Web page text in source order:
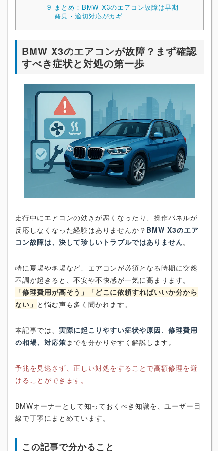
9 まとめ：BMW X3のエアコン故障は早期
発見・適切対応がカギ
BMW X3のエアコンが故障？まず確認
すべき症状と対処の第一歩
走行中にエアコンの効きが悪くなったり、操作パネルが
反応しなくなった経験はありませんか？ BMW X3のエア
コン故障は、決して珍しいトラブルではありません。
特に夏場や冬場など、エアコンが必須となる時期に突然
不調が起きると、不安や不快感が一気に高まります。
「修理費用が高そう」「どこに依頼すればいいか分から
ない」 と悩む声も多く聞かれます。
本記事では、 実際に起こりやすい症状や原因、修理費用
の相場、対応策までを分かりやすく解説します。
予兆を見逃さず、正しい対処をすることで高額修理を避
けることができます。
BMWオーナーとして知っておくべき知識を、ユーザー目
線で丁寧にまとめています。
この記事で分かること